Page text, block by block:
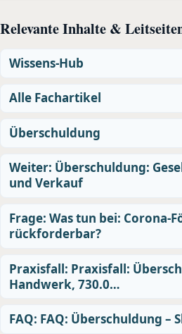
Relevante Inhalte &
Wissens-Hub
Alle Fachartikel
Überschuldung
Weiter: Überschuldung:
und Verkauf
Frage: Was tun bei: Corona-
rückforderbar?
Praxisfall: Praxisfall:
Handwerk, 730.0…
FAQ: FAQ: Überschuldung –